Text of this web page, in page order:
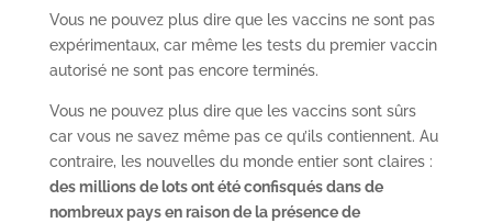
Vous ne pouvez plus dire que les vaccins ne sont pas
expérimentaux, car même les tests du premier vaccin
autorisé ne sont pas encore terminés.
Vous ne pouvez plus dire que les vaccins sont sûrs
car vous ne savez même pas ce qu’ils contiennent. Au
contraire, les nouvelles du monde entier sont claires :
des millions de lots ont été confisqués dans de
nombreux pays en raison de la présence de